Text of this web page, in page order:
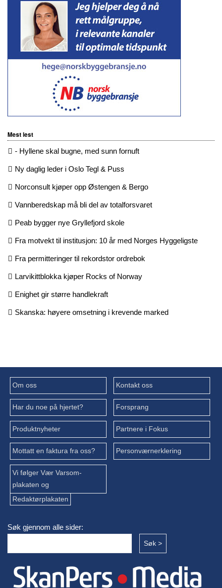
Mest lest
- Hyllene skal bugne, med sunn fornuft
Ny daglig leder i Oslo Tegl & Puss
Norconsult kjøper opp Østengen & Bergo
Vannberedskap må bli del av totalforsvaret
Peab bygger nye Gryllefjord skole
Fra motvekt til institusjon: 10 år med Norges Hyggeligste
Fra permitteringer til rekordstor ordrebok
Larvikittblokka kjøper Rocks of Norway
Enighet gir større handlekraft
Skanska: høyere omsetning i krevende marked
Om oss Kontakt oss
Har du noe på hjertet? Forsprang
Produktnyheter Partnere i Fokus
Mottatt en faktura fra oss? Personværnerklering
Vi følger Vær Varsom-
plakaten og
Redaktørplakaten
Søk gjennom alle sider: